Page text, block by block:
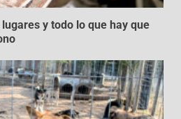
y todo lo que hay que